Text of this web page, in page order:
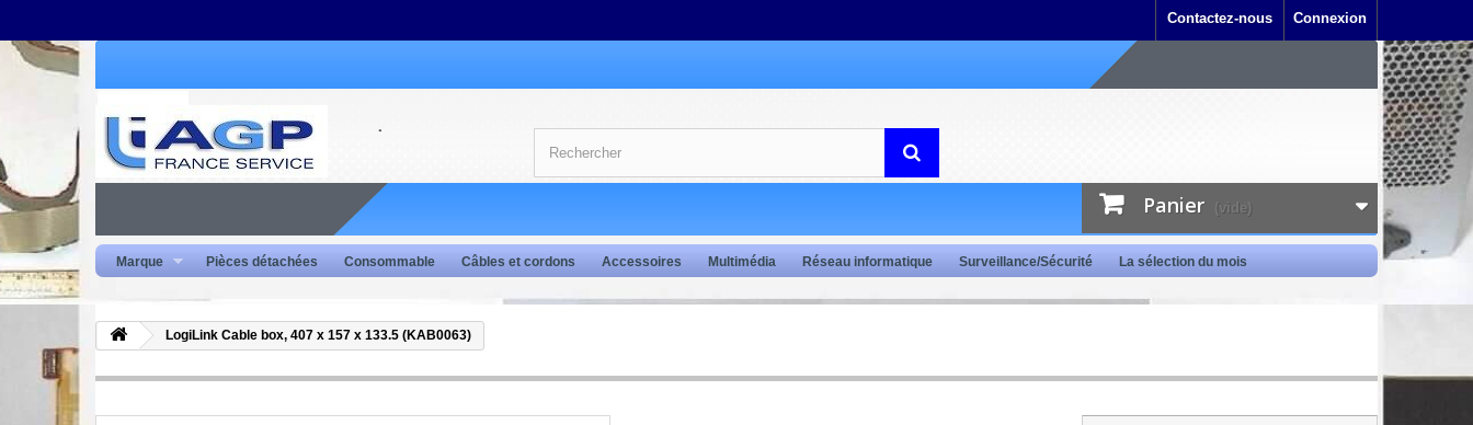
Connexion
Contactez-nous
Panier (vide)
Marque Pièces détachées Consommable Câbles et cordons Accessoires Multimédia Réseau informatique Surveillance/Sécurité La sélection du mois
LogiLink Cable box, 407 x 157 x 133.5 (KAB0063)